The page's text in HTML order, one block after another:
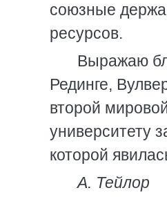
союзные
ресурсов.
Выражаю
Рединге,
второй
университету
которой
А. Тейлор